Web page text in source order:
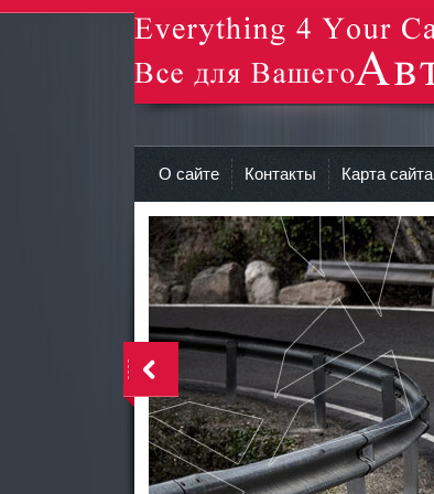
avto-zv.ru - Все для Вашего авто
О сайте Контакты Карта сайта